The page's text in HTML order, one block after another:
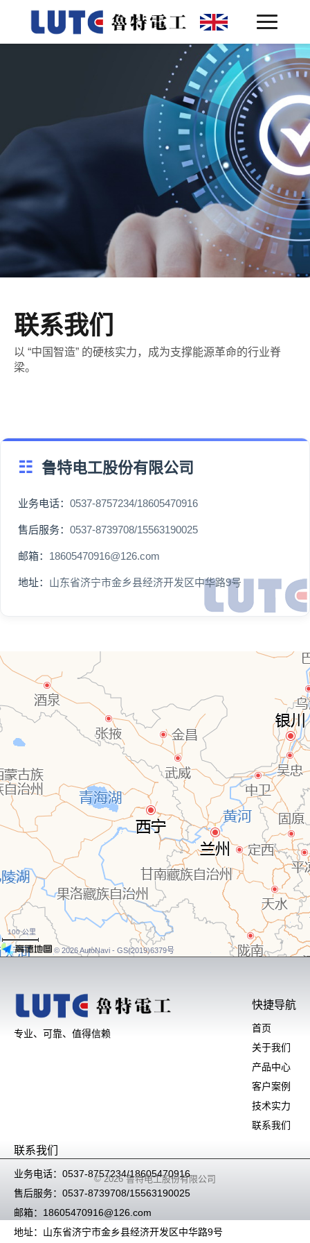
客户案例
联系我们
以 “中国智造” 的硬核实力，成为支撑能源革命的行业脊
梁。
鲁特电工股份有限公司
业务电话： 0537-8757234/18605470916
售后服务： 0537-8739708/15563190025
邮箱： 18605470916@126.com
地址： 山东省济宁市金乡县经济开发区中华路9号
100 公里
© 2026 AutoNavi - GS(2019)6379号
专业、可靠、值得信赖
快捷导航
首页
关于我们
产品中心
客户案例
技术实力
联系我们
联系我们
业务电话：0537-8757234/18605470916
售后服务：0537-8739708/15563190025
邮箱：18605470916@126.com
地址：山东省济宁市金乡县经济开发区中华路9号
© 2026 鲁特电工股份有限公司